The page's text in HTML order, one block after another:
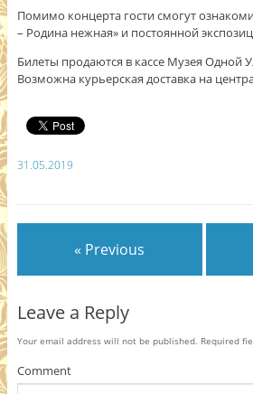
Помимо концерта гости смогут
– Родина нежная» и постоянной
Билеты продаются в кассе Музея Одной
Возможна курьерская доставка на
31.05.2019
« Previous
Leave a Reply
Your email address will not be published. Required
Comment